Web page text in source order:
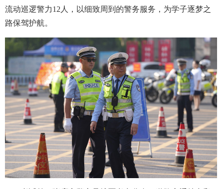
流动巡逻警力12人，以细致周到的警务服务，为学子逐梦之
路保驾护航。